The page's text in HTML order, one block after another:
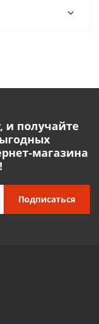
и получайте
магазина